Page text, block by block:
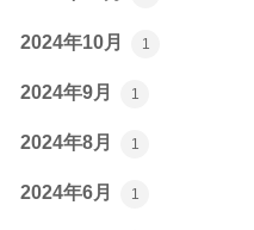
2024年10月 1
2024年9月 1
2024年8月 1
2024年6月 1